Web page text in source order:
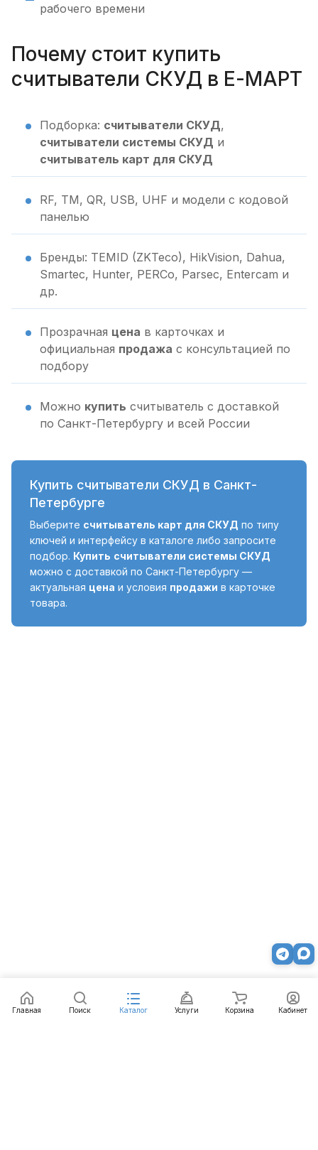
рабочего времени
Почему стоит купить
считыватели СКУД в Е-МАРТ
Подборка: считыватели СКУД,
считыватели системы СКУД и
считыватель карт для СКУД
RF, TM, QR, USB, UHF и модели с кодовой
панелью
Бренды: TEMID (ZKTeco), HikVision, Dahua,
Smartec, Hunter, PERCo, Parsec, Entercam и
др.
Прозрачная цена в карточках и
официальная продажа с консультацией по
подбору
Можно купить считыватель с доставкой
по Санкт-Петербургу и всей России
Купить считыватели СКУД в Санкт-
Петербурге
Выберите считыватель карт для СКУД по типу
ключей и интерфейсу в каталоге либо запросите
подбор. Купить считыватели системы СКУД
можно с доставкой по Санкт-Петербургу —
актуальная цена и условия продажи в карточке
товара.
Главная Поиск Каталог Услуги Корзина Кабинет